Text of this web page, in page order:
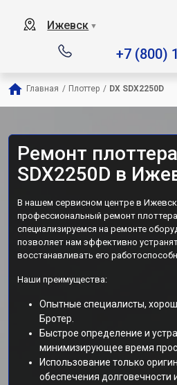
Ижевск ▼
+7 (800)
Главная / Плоттер / DX SDX2250D
Ремонт
SDX2250D в
В нашем сервисном центре в
профессиональный ремонт
специализируемся на ремонте
позволяет нам эффективно
восстанавливать его
Наши преимущества:
Опытные специалисты,
Бротер.
Быстрое определение и
минимизирующее время
Использование только
обеспечения долговечности